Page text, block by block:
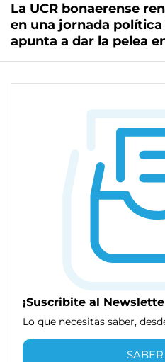
La UCR bonaerense
en una jornada
apunta a dar la pelea
¡Suscribite al
Lo que necesitas saber,